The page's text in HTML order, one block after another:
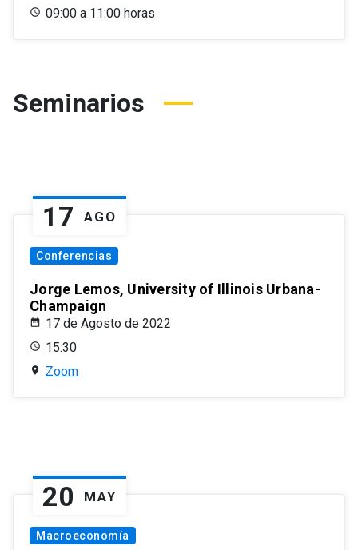
09:00 a 11:00 horas
Seminarios
17 AGO
Conferencias
Jorge Lemos, University of Illinois Urbana-
Champaign
17 de Agosto de 2022
15:30
Zoom
20 MAY
Macroeconomía